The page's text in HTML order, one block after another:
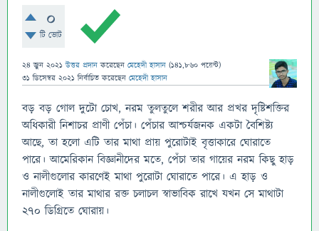
0
টি ভোট
24 জুন 2021 উত্তর প্রদান করেছেন মেহেদী হাসান (141,860 পয়েন্ট)
31 ডিসেম্বর 2021 নির্বাচিত করেছেন মেহেদী হাসান
বড় বড় গোল দুটো চোখ, নরম তুলতুলে শরীর আর প্রখর দৃষ্টিশক্তির
অধিকারী নিশাচর প্রাণী পেঁচা। পেঁচার আশ্চর্যজনক একটা বৈশিষ্ট্য
আছে, তা হলো এটি তার মাথা প্রায় পুরোটাই বৃত্তাকারে ঘোরাতে
পারে। আমেরিকান বিজ্ঞানীদের মতে, পেঁচা তার গায়ের নরম কিছু হাড়
ও নালীগুলোর কারণেই মাথা পুরোটা ঘোরাতে পারে। এ হাড় ও
নালীগুলোই তার মাথার রক্ত চলাচল স্বাভাবিক রাখে যখন সে মাথাটা
২৭০ ডিগ্রিতে ঘোরায়।